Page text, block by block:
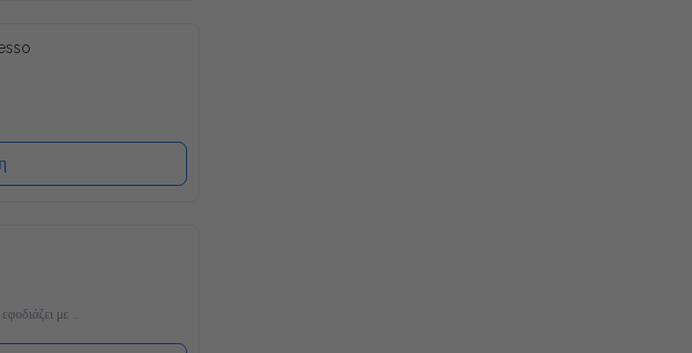
με
υλικά όπως
οποίο σε